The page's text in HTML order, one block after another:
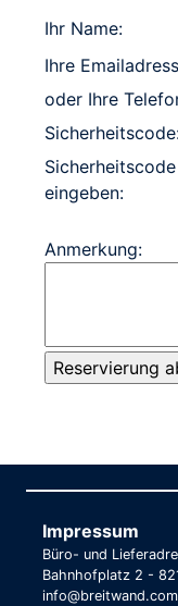
Ihr Name:
Ihre
oder Ihre
eingeben:
Anmerkung:
Impressum
Büro- und
Bahnhofplatz 2 -